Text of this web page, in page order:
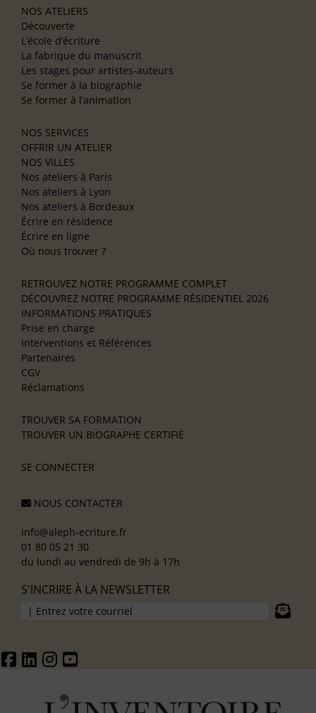
NOS ATELIERS
Découverte
L’école d’écriture
La fabrique du manuscrit
Les stages pour artistes-auteurs
Se former à la biographie
Se former à l’animation
NOS SERVICES
OFFRIR UN ATELIER
NOS VILLES
Nos ateliers à Paris
Nos ateliers à Lyon
Nos ateliers à Bordeaux
Écrire en résidence
Écrire en ligne
Où nous trouver ?
RETROUVEZ NOTRE PROGRAMME COMPLET
DÉCOUVREZ NOTRE PROGRAMME RÉSIDENTIEL 2026
INFORMATIONS PRATIQUES
Prise en charge
Interventions et Références
Partenaires
CGV
Réclamations
TROUVER SA FORMATION
TROUVER UN BIOGRAPHE CERTIFIÉ
SE CONNECTER
NOUS CONTACTER
info@aleph-ecriture.fr
01 80 05 21 30
du lundi au vendredi de 9h à 17h
S'INCRIRE À LA NEWSLETTER